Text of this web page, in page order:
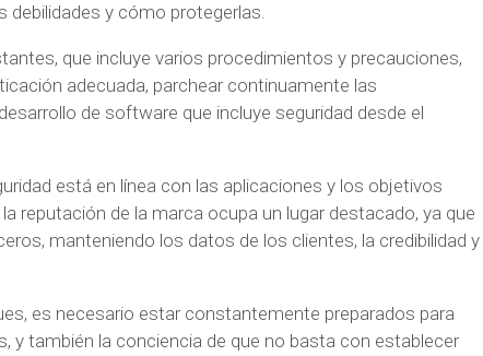
debilidades y cómo protegerlas.
que incluye varios procedimientos y precauciones,
adecuada, parchear continuamente las
de software que incluye seguridad desde el
está en línea con las aplicaciones y los objetivos
reputación de la marca ocupa un lugar destacado, ya que
manteniendo los datos de los clientes, la credibilidad y
es necesario estar constantemente preparados para
y también la conciencia de que no basta con establecer